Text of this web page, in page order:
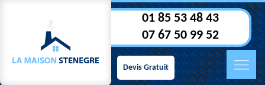
01 85 53 48 43
07 67 50 99 52
Devis Gratuit